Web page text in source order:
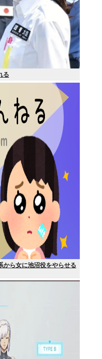
る
から女に池沼役をやらせる